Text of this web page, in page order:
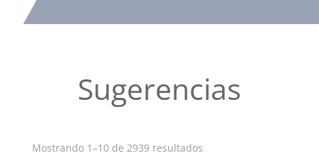
Sugerencias
Mostrando 1–10 de 2939 resultadosOrdenado